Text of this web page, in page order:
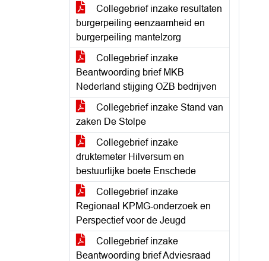
Collegebrief inzake resultaten
burgerpeiling eenzaamheid en
burgerpeiling mantelzorg
Collegebrief inzake
Beantwoording brief MKB
Nederland stijging OZB bedrijven
Collegebrief inzake Stand van
zaken De Stolpe
Collegebrief inzake
druktemeter Hilversum en
bestuurlijke boete Enschede
Collegebrief inzake
Regionaal KPMG-onderzoek en
Perspectief voor de Jeugd
Collegebrief inzake
Beantwoording brief Adviesraad